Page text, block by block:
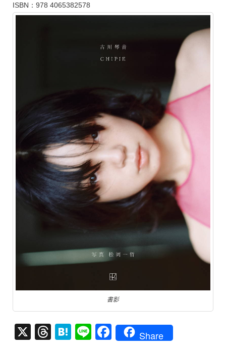
ISBN：978 4065382578
書影
X
T
H
Li
F
Share